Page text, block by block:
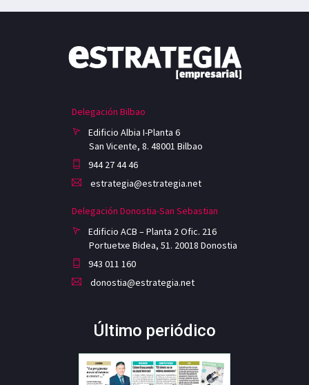
Delegación Bilbao
Edificio Albia I-Planta 6
San Vicente, 8. 48001 Bilbao
944 27 44 46
estrategia@estrategia.net
Delegación Donostia-San Sebastian
Edificio ACB – Planta 2 Ofic. 216
Portuetxe Bidea, 51. 20018 Donostia
943 011 160
donostia@estrategia.net
Último periódico